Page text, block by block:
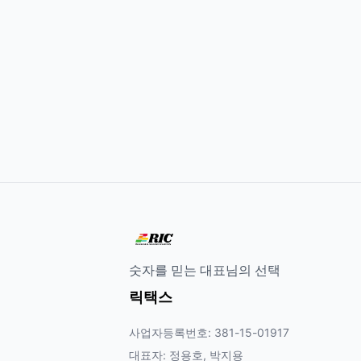
숫자를 믿는 대표님의 선택
릭택스
사업자등록번호: 381-15-01917
대표자: 정용호, 박지용